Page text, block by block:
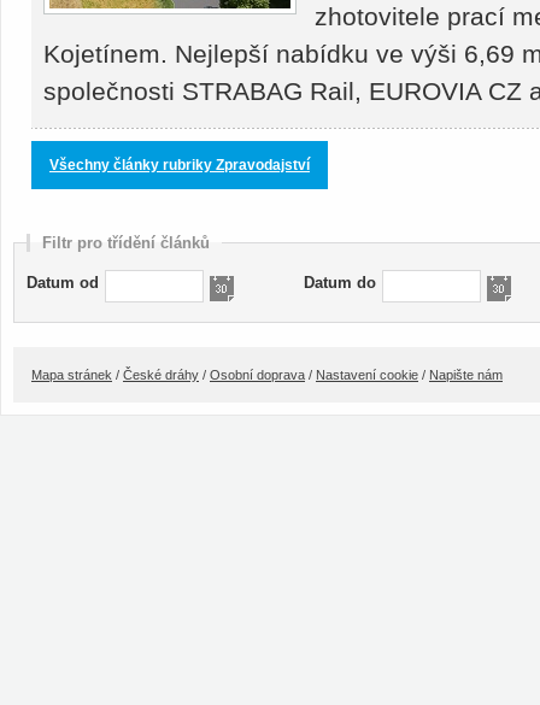
zhotovitele prací
Kojetínem. Nejlepší nabídku ve výši 6,69
společnosti STRABAG Rail, EUROVIA
Všechny články rubriky Zpravodajství
Filtr pro třídění článků
Datum od Datum do
Mapa stránek / České dráhy / Osobní doprava / Nastavení cookie / Napište nám